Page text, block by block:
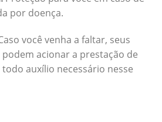
por doença.
você venha a faltar, seus
acionar a prestação de
auxílio necessário nesse